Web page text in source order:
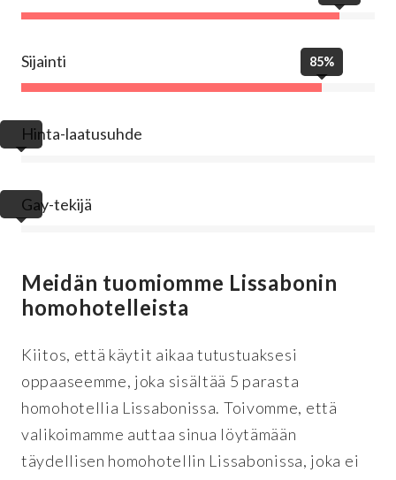
Sijainti 85%
Hinta-laatusuhde
Gay-tekijä
Meidän tuomiomme Lissabonin
homohotelleista
Kiitos, että käytit aikaa tutustuaksesi
oppaaseemme, joka sisältää 5 parasta
homohotellia Lissabonissa. Toivomme, että
valikoimamme auttaa sinua löytämään
täydellisen homohotellin Lissabonissa, joka ei